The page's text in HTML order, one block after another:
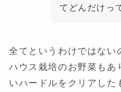
てどんだけっ
全てというわけではない
ハウス栽培のお野菜もあ
いハードルをクリアした